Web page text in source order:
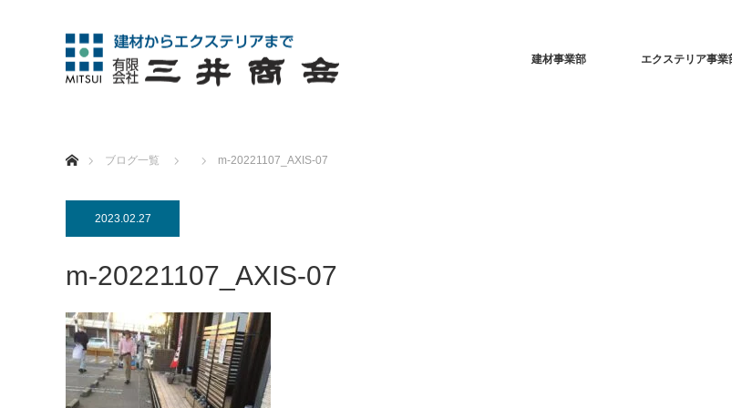
建材事業部 エクステリア事業
ブログ一覧
m-20221107_AXIS-07
2023.02.27
m-20221107_AXIS-07